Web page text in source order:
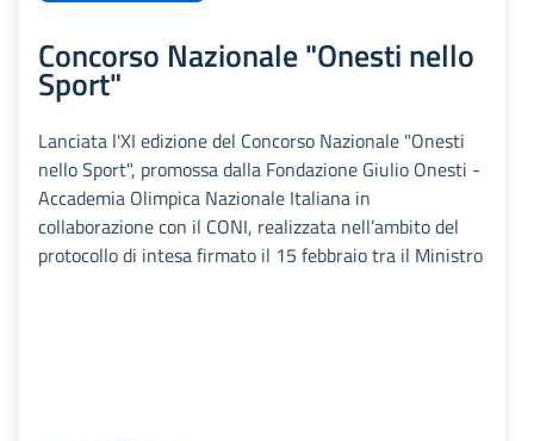
Concorso Nazionale "Onesti nello
Sport"
Lanciata l'XI edizione del Concorso Nazionale "Onesti
nello Sport", promossa dalla Fondazione Giulio Onesti -
Accademia Olimpica Nazionale Italiana in
collaborazione con il CONI, realizzata nell’ambito del
protocollo di intesa firmato il 15 febbraio tra il Ministro